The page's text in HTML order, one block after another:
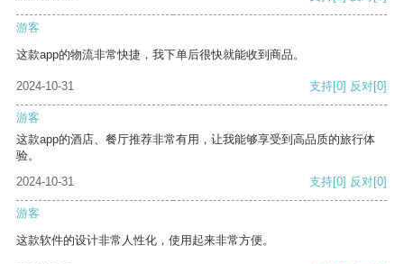
游客
这款app的物流非常快捷，我下单后很快就能收到商品。
2024-10-31 支持[0] 反对[0]
游客
这款app的酒店、餐厅推荐非常有用，让我能够享受到高品质的旅行体
验。
2024-10-31
支持[0] 反对[0]
游客
这款软件的设计非常人性化，使用起来非常方便。